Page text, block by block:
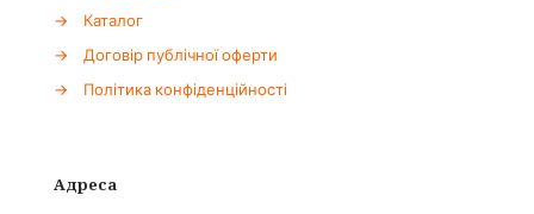
→
Каталог
→
Договір публічної оферти
→
Політика конфіденційності
Адреса